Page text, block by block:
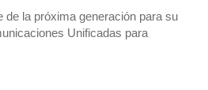
de la próxima generación para su
Unificadas para